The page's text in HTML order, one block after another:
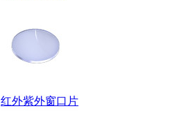
红外紫外窗口片